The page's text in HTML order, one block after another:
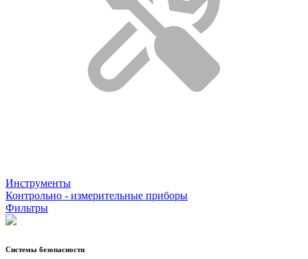
Инструменты
Контрольно - измерительные приборы
Фильтры
Системы безопасности